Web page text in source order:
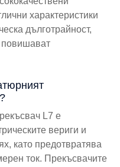
характеристики
дълготрайност,
повишават
L7 е
вериги и
като предотвратява
ток. Прекъсвачите